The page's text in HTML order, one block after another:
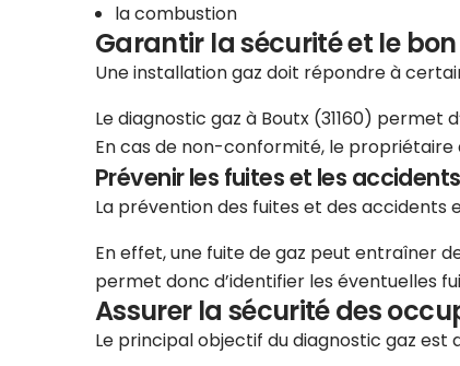
la combustion
Garantir la sécurité et le
Une installation gaz doit répondre à
Le diagnostic gaz à Boutx (31160) permet
En cas de non-conformité, le
Prévenir les fuites et les accidents
La prévention des fuites et des accidents
En effet, une fuite de gaz peut entraîner
permet donc d’identifier les éventuelles
Assurer la sécurité des
Le principal objectif du diagnostic gaz est